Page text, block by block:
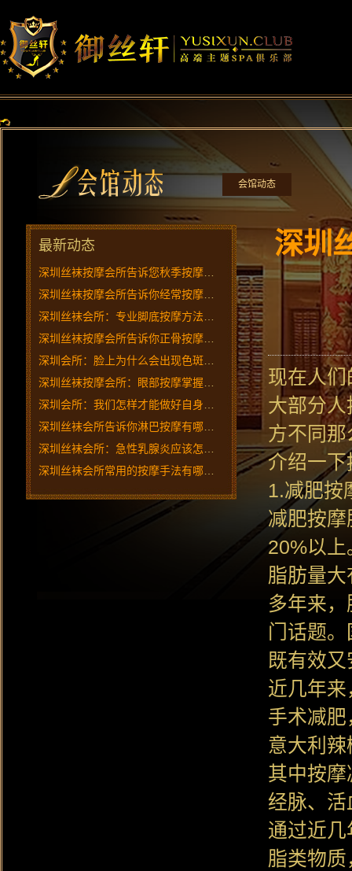
会馆动态
最新动态 深圳
现在人
大部分
方不同
介绍一下
1.减肥按
减肥按摩
20%以
脂肪量大
多年来
门话题
既有效
近几年
手术减
意大利
其中按
经脉、
通过近
脂类物